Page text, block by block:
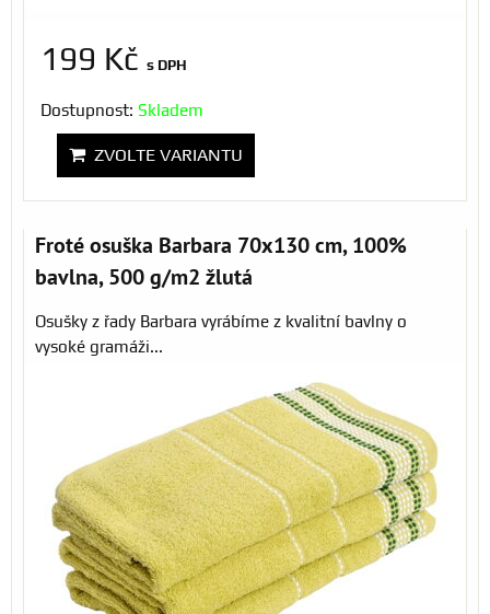
199 Kč s DPH
Dostupnost: Skladem
ZVOLTE VARIANTU
Froté osuška Barbara 70x130 cm, 100%
bavlna, 500 g/m2 žlutá
Osušky z řady Barbara vyrábíme z kvalitní bavlny o
vysoké gramáži...